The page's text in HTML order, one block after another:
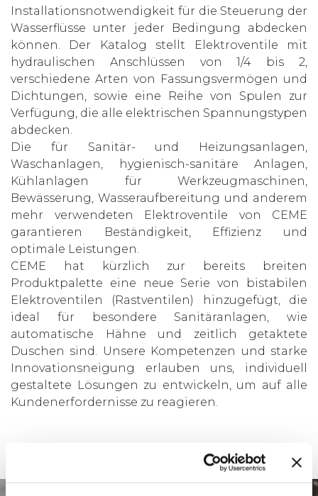
Installationsnotwendigkeit für die Steuerung der
Wasserflüsse unter jeder Bedingung abdecken
können. Der Katalog stellt Elektroventile mit
hydraulischen Anschlüssen von 1/4 bis 2,
verschiedene Arten von Fassungsvermögen und
Dichtungen, sowie eine Reihe von Spulen zur
Verfügung, die alle elektrischen Spannungstypen
abdecken.
Die für Sanitär- und Heizungsanlagen,
Waschanlagen, hygienisch-sanitäre Anlagen,
Kühlanlagen für Werkzeugmaschinen,
Bewässerung, Wasseraufbereitung und anderem
mehr verwendeten Elektroventile von CEME
garantieren Beständigkeit, Effizienz und
optimale Leistungen.
CEME hat kürzlich zur bereits breiten
Produktpalette eine neue Serie von bistabilen
Elektroventilen (Rastventilen) hinzugefügt, die
ideal für besondere Sanitäranlagen, wie
automatische Hähne und zeitlich getaktete
Duschen sind. Unsere Kompetenzen und starke
Innovationsneigung erlauben uns, individuell
gestaltete Lösungen zu entwickeln, um auf alle
Kundenerfordernisse zu reagieren.